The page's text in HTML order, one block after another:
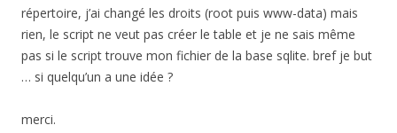
répertoire, j’ai changé les droits (root puis www-data) mais
rien, le script ne veut pas créer le table et je ne sais même
pas si le script trouve mon fichier de la base sqlite. bref je but
… si quelqu’un a une idée ?
merci.